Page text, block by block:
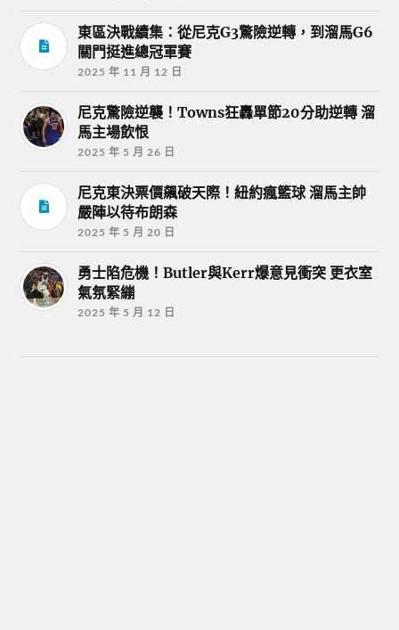
東區決戰續集：從尼克G3驚險逆轉，到溜馬G6
關門挺進總冠軍賽
2025 年 11 月 12 日
尼克驚險逆襲！Towns狂轟單節20分助逆轉 溜
馬主場飲恨
2025 年 5 月 26 日
尼克東決票價飆破天際！紐約瘋籃球 溜馬主帥
嚴陣以待布朗森
2025 年 5 月 20 日
勇士陷危機！Butler與Kerr爆意見衝突 更衣室
氣氛緊繃
2025 年 5 月 12 日